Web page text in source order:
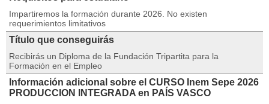
Impartiremos la formación durante 2026. No existen
requerimientos limitativos
Título que conseguirás
Recibirás un Diploma de la Fundación Tripartita para la
Formación en el Empleo
Información adicional sobre el CURSO Inem Sepe 2026
PRODUCCION INTEGRADA en PAÍS VASCO